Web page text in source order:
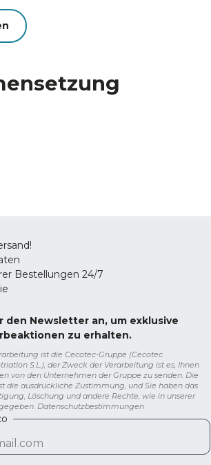
Bestellungen 24/7
den Newsletter an, um exklusive
zu erhalten.
ist die Cecotec-Gruppe (Cecotec
S.L.), der Zweck der Verarbeitung ist es, Ihnen
von den Unternehmen der Gruppe zu senden. Die
die ausdrückliche Zustimmung, und Sie haben das
Löschung und andere Rechte, wie in unserer
Datenschutzbestimmungen